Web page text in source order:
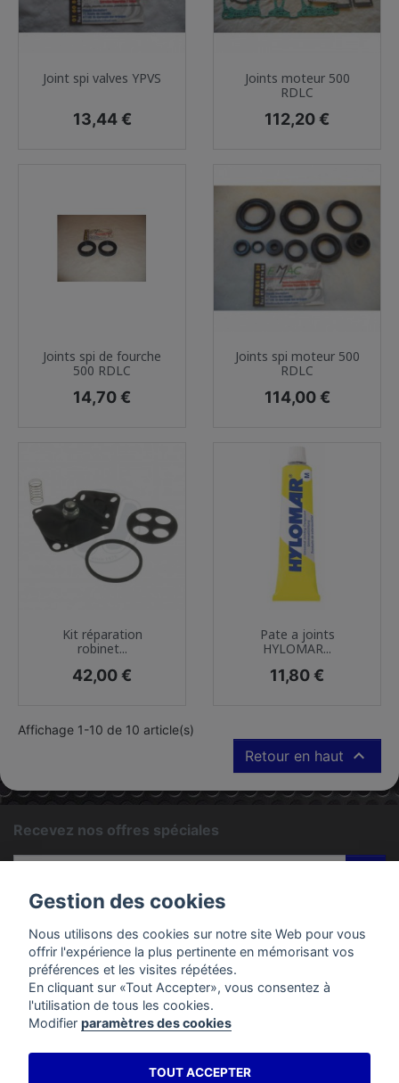
Joint spi valves YPVS
Prix
13,44 €
Joints moteur 500
RDLC
Prix
112,20 €
Joints spi de fourche
500 RDLC
Prix
14,70 €
Joints spi moteur 500
RDLC
Prix
114,00 €
Kit réparation
robinet...
Prix
42,00 €
Pate a joints
HYLOMAR...
Prix
11,80 €
Affichage 1-10 de 10 article(s)
Retour en haut 
Recevez nos offres spéciales
Vous pouvez vous désinscrire à tout moment. Vous trouverez
d'utilisation du site.
PRODUITS
Gestion des cookies
Nous utilisons des cookies sur notre site Web pour vous
offrir l'expérience la plus pertinente en mémorisant vos
préférences et les visites répétées.
En cliquant sur «Tout Accepter», vous consentez à
l'utilisation de tous les cookies.
Modifier paramètres des cookies
TOUT ACCEPTER